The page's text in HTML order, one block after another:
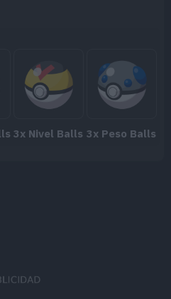
3x Nivel Balls 3x Peso Balls